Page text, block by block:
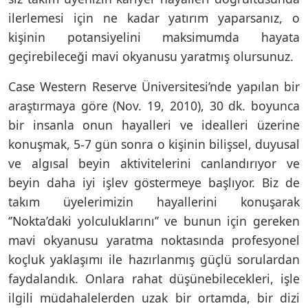
ilerlemesi için ne kadar yatırım yaparsanız, o
kişinin potansiyelini maksimumda hayata
geçirebileceği mavi okyanusu yaratmış olursunuz.
Case Western Reserve Üniversitesi’nde yapılan bir
araştırmaya göre (Nov. 19, 2010), 30 dk. boyunca
bir insanla onun hayalleri ve idealleri üzerine
konuşmak, 5-7 gün sonra o kişinin bilişsel, duyusal
ve algısal beyin aktivitelerini canlandırıyor ve
beyin daha iyi işlev göstermeye başlıyor. Biz de
takım üyelerimizin hayallerini konuşarak
‘’Nokta’daki yolculuklarını’’ ve bunun için gereken
mavi okyanusu yaratma noktasında profesyonel
koçluk yaklaşımı ile hazırlanmış güçlü sorulardan
faydalandık. Onlara rahat düşünebilecekleri, işle
ilgili müdahalelerden uzak bir ortamda, bir dizi